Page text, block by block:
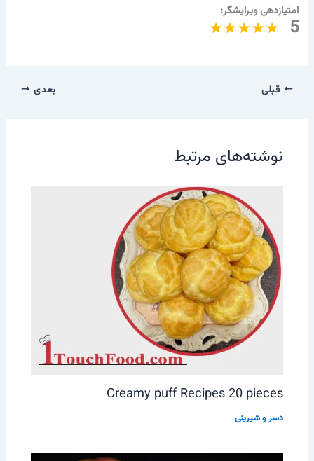
امتیازدهی ویرایشگر:
5
قبلی بعدی
نوشته‌های مرتبط
Creamy puff Recipes 20 pieces
دسر و شیرینی